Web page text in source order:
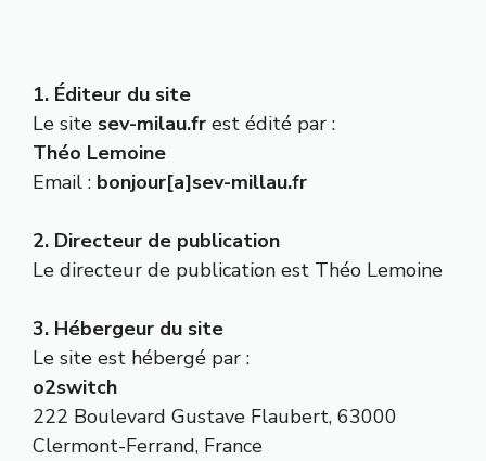
1. Éditeur du site
Le site sev-milau.fr est édité par :
Théo Lemoine
Email : bonjour[a]sev-millau.fr
2. Directeur de publication
Le directeur de publication est Théo Lemoine
3. Hébergeur du site
Le site est hébergé par :
o2switch
222 Boulevard Gustave Flaubert, 63000
Clermont-Ferrand, France